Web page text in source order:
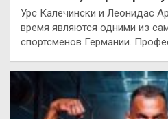
Урс Калечински и Леонидас
время являются одними из
спортсменов Германии.